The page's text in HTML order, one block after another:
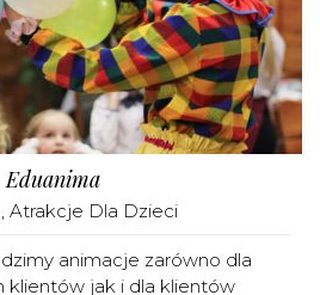
Eduanima
, Atrakcje Dla Dzieci
animacje zarówno dla
klientów jak i dla klientów